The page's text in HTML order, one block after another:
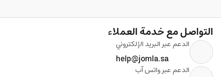
التواصل مع خدمة العملاء
الدعم عبر البريد الإلكتروني
help@jomla.sa
الدعم عبر واتس آب